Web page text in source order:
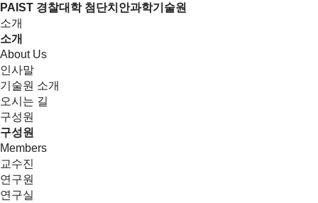
PAIST 경찰대학 첨단치안과학기술원
소개
소개
About Us
인사말
기술원 소개
오시는 길
구성원
구성원
Members
교수진
연구원
연구실